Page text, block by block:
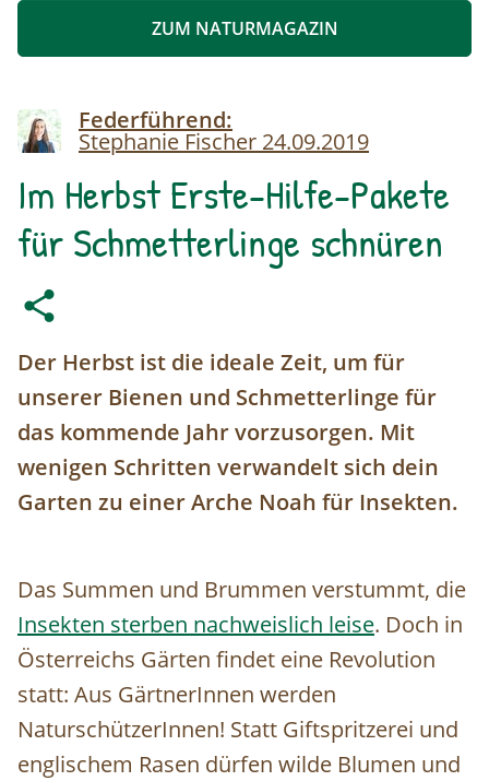
ZUM NATURMAGAZIN
ImageFederführend:
Stephanie Fischer 24.09.2019
Im Herbst Erste-Hilfe-Pakete
für Schmetterlinge schnüren
Der Herbst ist die ideale Zeit, um für
unserer Bienen und Schmetterlinge für
das kommende Jahr vorzusorgen. Mit
wenigen Schritten verwandelt sich dein
Garten zu einer Arche Noah für Insekten.
Das Summen und Brummen verstummt, die
Insekten sterben nachweislich leise. Doch in
Österreichs Gärten findet eine Revolution
statt: Aus GärtnerInnen werden
NaturschützerInnen! Statt Giftspritzerei und
englischem Rasen dürfen wilde Blumen und